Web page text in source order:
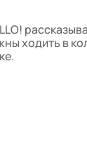
ходить в